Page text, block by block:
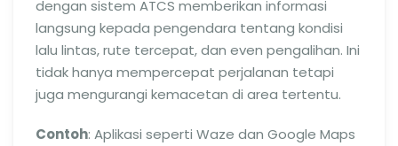
dengan sistem ATCS memberikan informasi
langsung kepada pengendara tentang kondisi
lalu lintas, rute tercepat, dan even pengalihan. Ini
tidak hanya mempercepat perjalanan tetapi
juga mengurangi kemacetan di area tertentu.
Contoh: Aplikasi seperti Waze dan Google Maps